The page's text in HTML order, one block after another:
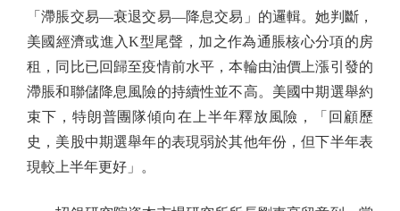
「滯脹交易—衰退交易—降息交易」的邏輯。她判斷，
美國經濟或進入K型尾聲，加之作為通脹核心分項的房
租，同比已回歸至疫情前水平，本輪由油價上漲引發的
滯脹和聯儲降息風險的持續性並不高。美國中期選舉約
束下，特朗普團隊傾向在上半年釋放風險，「回顧歷
史，美股中期選舉年的表現弱於其他年份，但下半年表
現較上半年更好」。